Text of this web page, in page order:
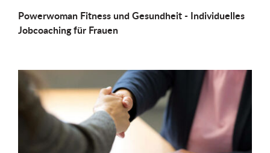
Powerwoman Fitness und Gesund­heit - Individu­elles
Job­coaching für Frauen